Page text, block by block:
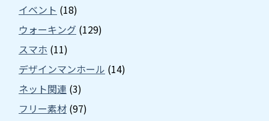
イベント (18)
ウォーキング (129)
スマホ (11)
デザインマンホール (14)
ネット関連 (3)
フリー素材 (97)